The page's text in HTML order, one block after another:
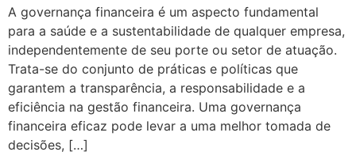
A governança financeira é um aspecto fundamental
para a saúde e a sustentabilidade de qualquer empresa,
independentemente de seu porte ou setor de atuação.
Trata-se do conjunto de práticas e políticas que
garantem a transparência, a responsabilidade e a
eficiência na gestão financeira. Uma governança
financeira eficaz pode levar a uma melhor tomada de
decisões, […]